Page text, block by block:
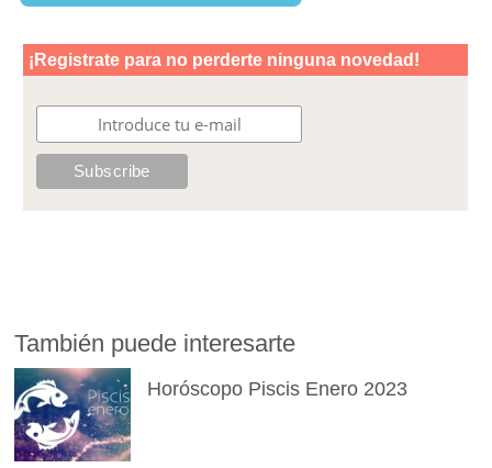
También puede interesarte
Horóscopo Piscis Enero 2023